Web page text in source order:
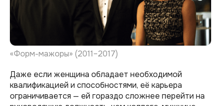
«Форм-мажоры» (2011–2017)
Даже если женщина обладает необходимой
квалификацией и способностями, её карьера
ограничивается — ей гораздо сложнее перейти на